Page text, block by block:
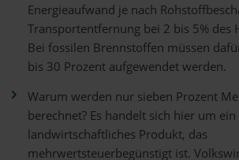
Energieaufwand je nach
Transportentfernung bei 2 bis 5% des
Bei fossilen Brennstoffen müssen
bis 30 Prozent aufgewendet werden.
Warum werden nur sieben Prozent
berechnet? Es handelt sich hier um ein
landwirtschaftliches Produkt, das
mehrwertsteuerbegünstigt ist.